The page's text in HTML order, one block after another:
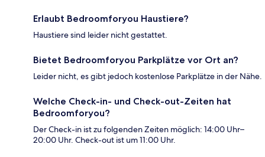
Erlaubt Bedroomforyou Haustiere?
Haustiere sind leider nicht gestattet.
Bietet Bedroomforyou Parkplätze vor Ort an?
Leider nicht, es gibt jedoch kostenlose Parkplätze in der Nähe.
Welche Check-in- und Check-out-Zeiten hat
Bedroomforyou?
Der Check-in ist zu folgenden Zeiten möglich: 14:00 Uhr–
20:00 Uhr. Check-out ist um 11:00 Uhr.